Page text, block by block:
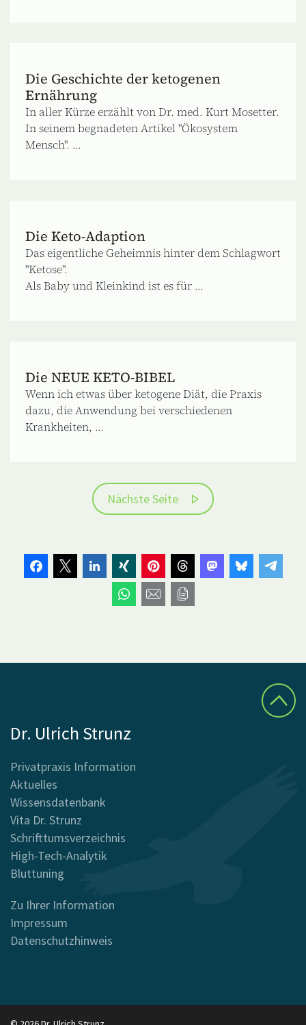
Die Geschichte der ketogenen
Ernährung
In aller Kürze erzählt von Dr. med. Kurt Mosetter.
In seinem begnadeten Artikel "Ökosystem
Mensch". ...
Die Keto-Adaption
Das eigentliche Geheimnis hinter dem Schlagwort
"Ketose".
Als Baby und Kleinkind ist es für ...
Die NEUE KETO-BIBEL
Wenn ich etwas über ketogene Diät, die Praxis
dazu, die Anwendung bei verschiedenen
Krankheiten, ...
Nächste Seite
Dr. Ulrich Strunz
Privatpraxis Information
Aktuelles
Wissensdatenbank
Vita Dr. Strunz
Schrifttumsverzeichnis
High-Tech-Analytik
Bluttuning
Zu Ihrer Information
Impressum
Datenschutzhinweis